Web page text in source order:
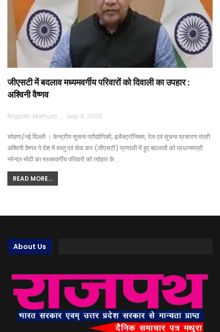
जीएसटी में बदलाव मध्यमवर्गीय परिवारों को दिवाली का उपहार :
अश्विनी वैष्णव
Rajpath Mathura Sep 4, 2025
सोहणा/नई दिल्ली । केन्द्रीय सूचना प्रौ‍द्योगिकी, इलैक्ट्रॉनिक्स, रेल एवं सूचना प्रसारण मंत्री
अश्विनी वैष्णव ने देश में वस्तु एवं सेवा कर (जीएसटी) प्रणाली में हुए बदलावों को प्रधानमंत्री
नरेन्द्र मोदी का मध्यमवर्गीय परिवारों को त्योहार के…
READ MORE...
About Us